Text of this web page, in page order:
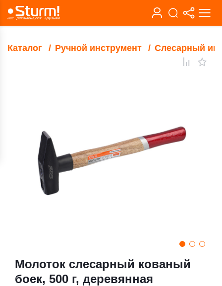
Каталог Ручной инструмент Слесарный
Молоток слесарный кованый
боек, 500 г, деревянная